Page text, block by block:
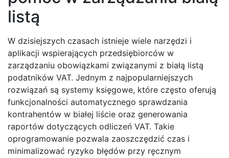
listą
W dzisiejszych czasach istnieje wiele narzędzi i
aplikacji wspierających przedsiębiorców w
zarządzaniu obowiązkami związanymi z białą listą
podatników VAT. Jednym z najpopularniejszych
rozwiązań są systemy księgowe, które często oferują
funkcjonalności automatycznego sprawdzania
kontrahentów w białej liście oraz generowania
raportów dotyczących odliczeń VAT. Takie
oprogramowanie pozwala zaoszczędzić czas i
minimalizować ryzyko błędów przy ręcznym